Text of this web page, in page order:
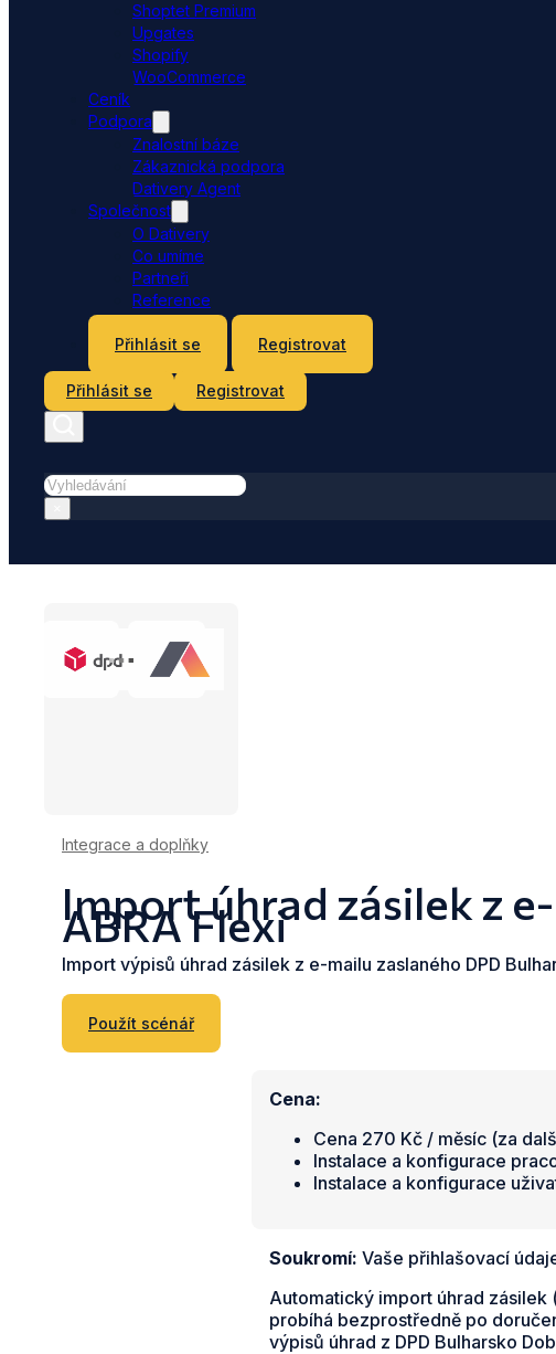
Shoptet Premium
Upgates
Shopify
WooCommerce
Ceník
Podpora
Znalostní báze
Zákaznická podpora
Dativery Agent
Společnost
O Dativery
Co umíme
Partneři
Reference
Přihlásit se
Registrovat
Přihlásit se Registrovat
Hledat
Integrace a doplňky
Import úhrad zásilek z
ABRA Flexi
Import výpisů úhrad zásilek z e-mailu zaslaného DPD
Použít scénář
Cena:
Cena 270 Kč / měsíc (za
Instalace a konfigurace
Instalace a konfigurace
Soukromí: Vaše přihlašovací
Automatický import úhrad zásilek
probíhá bezprostředně po
výpisů úhrad z DPD Bulharsko